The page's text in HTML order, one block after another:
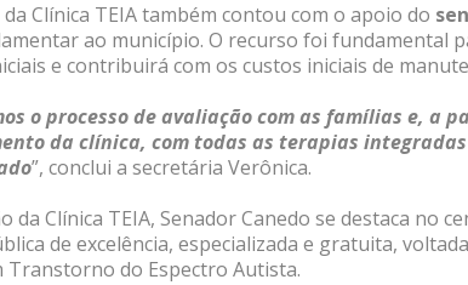
Clínica TEIA também contou com o apoio do
ao município. O recurso foi fundamental
e contribuirá com os custos iniciais de
o processo de avaliação com as famílias e, a
da clínica, com todas as terapias
”, conclui a secretária Verônica.
da Clínica TEIA, Senador Canedo se destaca no
de excelência, especializada e gratuita,
Transtorno do Espectro Autista.